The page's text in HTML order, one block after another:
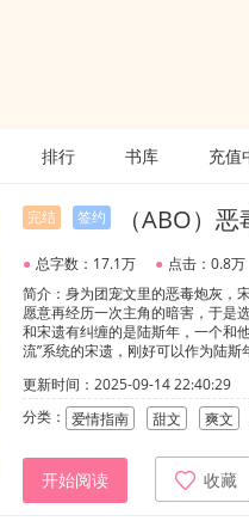
排行 书库 充值
完结 签约 （ABO）
● 总字数：17.1万 ● 点击：0.8万
简介：身为团宠文里的恶毒炮灰，
愿意再经历一次主角的暗害，于是
和宋遗有纠缠的是陆斯年，一个和
流”系统的宋遗，刚好可以作为陆
情。自此，陆斯年开启了无比惨烈
求爱大佬攻1v1，sc，主受，爽文!
更新时间：2025-09-14 22:40:29
分类： 爱情指南 甜文 爽文
开始阅读 收藏